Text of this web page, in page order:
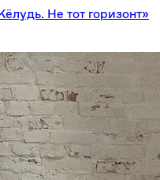
Не тот горизонт»